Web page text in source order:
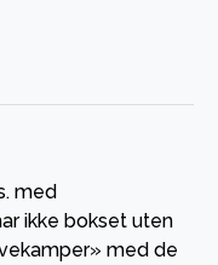
med
ikke bokset uten
med de